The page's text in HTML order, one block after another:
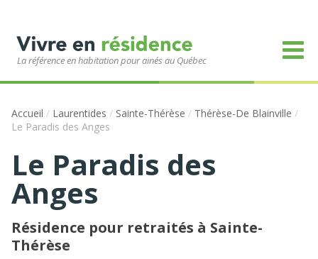
La référence en habitation pour ainés au Québec
Accueil / Laurentides / Sainte-Thérèse / Thérèse-De Blainville /
Le Paradis des Anges
Le Paradis des
Anges
Résidence pour retraités à Sainte-
Thérèse